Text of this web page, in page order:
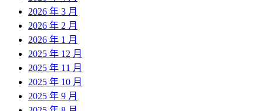
2026 年 3 月
2026 年 2 月
2026 年 1 月
2025 年 12 月
2025 年 11 月
2025 年 10 月
2025 年 9 月